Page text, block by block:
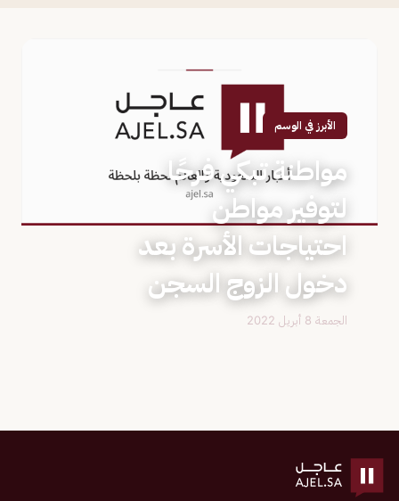
الأبرز في الوسم
مواطنة تبكي فرحًا
لتوفير مواطن
احتياجات الأسرة بعد
دخول الزوج السجن
الجمعة 8 أبريل 2022